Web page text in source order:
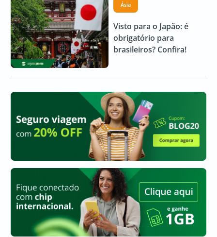
Ásia
Visto para o Japão: é
obrigatório para
brasileiros? Confira!